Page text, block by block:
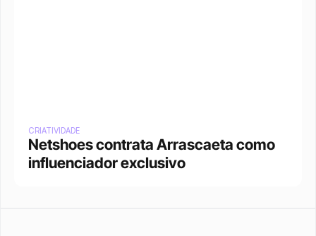
CRIATIVIDADE
Netshoes contrata Arrascaeta como
influenciador exclusivo